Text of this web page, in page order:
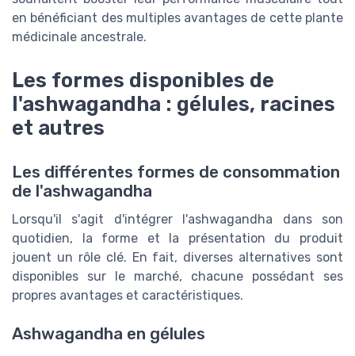
en bénéficiant des multiples avantages de cette plante
médicinale ancestrale.
Les formes disponibles de
l'ashwagandha : gélules, racines
et autres
Les différentes formes de consommation
de l'ashwagandha
Lorsqu'il s'agit d'intégrer l'ashwagandha dans son
quotidien, la forme et la présentation du produit
jouent un rôle clé. En fait, diverses alternatives sont
disponibles sur le marché, chacune possédant ses
propres avantages et caractéristiques.
Ashwagandha en gélules